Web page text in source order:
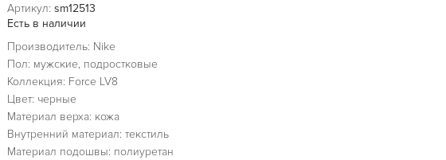
Артикул: sm12513
Есть в наличии
Производитель: Nike
Пол: мужские, подростковые
Коллекция: Force LV8
Цвет: черные
Материал верха: кожа
Внутренний материал: текстиль
Материал подошвы: полиуретан